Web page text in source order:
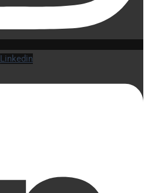
Linkedin